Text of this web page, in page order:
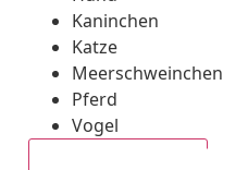
Kaninchen
Katze
Meerschweinchen
Pferd
Vogel